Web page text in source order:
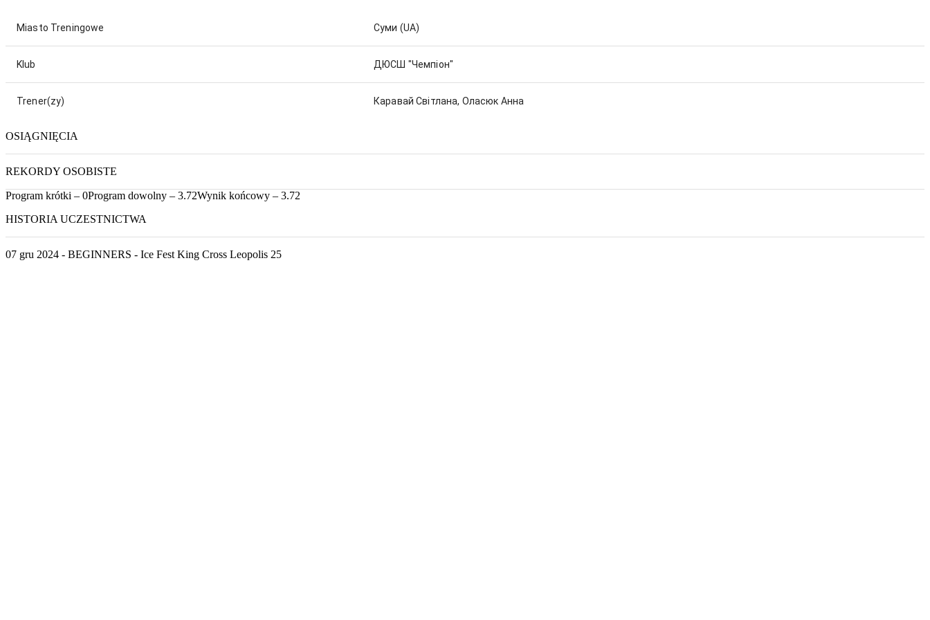
Miasto Treningowe Суми (UA)
Klub ДЮСШ "Чемпіон"
Trener(zy) Каравай Світлана, Оласюк Анна
OSIĄGNIĘCIA
REKORDY OSOBISTE
Program krótki – 0Program dowolny – 3.72Wynik końcowy – 3.72
HISTORIA UCZESTNICTWA
07 gru 2024 - BEGINNERS - Ice Fest King Cross Leopolis 25